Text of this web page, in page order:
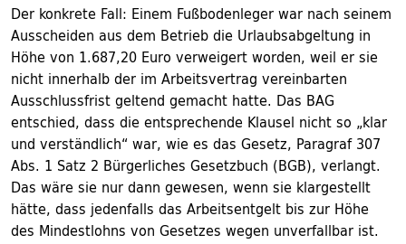
Der konkrete Fall: Einem Fußbodenleger war nach seinem
Ausscheiden aus dem Betrieb die Urlaubsabgeltung in
Höhe von 1.687,20 Euro verweigert worden, weil er sie
nicht innerhalb der im Arbeitsvertrag vereinbarten
Ausschlussfrist geltend gemacht hatte. Das BAG
entschied, dass die entsprechende Klausel nicht so „klar
und verständlich“ war, wie es das Gesetz, Paragraf 307
Abs. 1 Satz 2 Bürgerliches Gesetzbuch (BGB), verlangt.
Das wäre sie nur dann gewesen, wenn sie klargestellt
hätte, dass jedenfalls das Arbeitsentgelt bis zur Höhe
des Mindestlohns von Gesetzes wegen unverfallbar ist.